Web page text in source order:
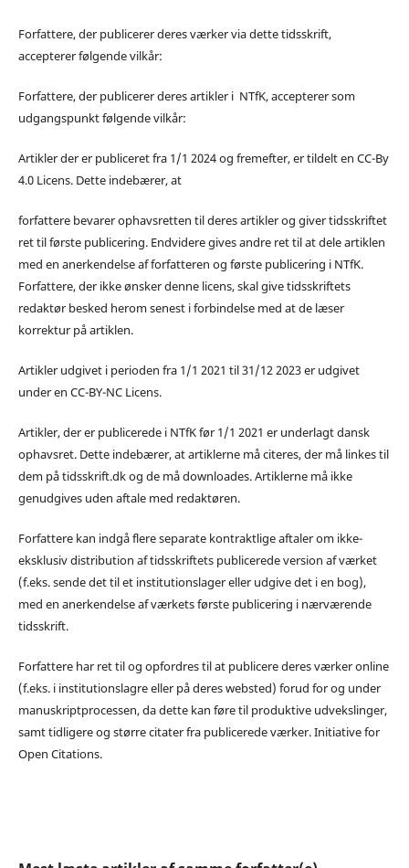
Forfattere, der publicerer deres værker via dette tidsskrift,
accepterer følgende vilkår:
Forfattere, der publicerer deres artikler i NTfK, accepterer som
udgangspunkt følgende vilkår:
Artikler der er publiceret fra 1/1 2024 og fremefter, er tildelt en CC-By
4.0 Licens. Dette indebærer, at
forfattere bevarer ophavsretten til deres artikler og giver tidsskriftet
ret til første publicering. Endvidere gives andre ret til at dele artiklen
med en anerkendelse af forfatteren og første publicering i NTfK.
Forfattere, der ikke ønsker denne licens, skal give tidsskriftets
redaktør besked herom senest i forbindelse med at de læser
korrektur på artiklen.
Artikler udgivet i perioden fra 1/1 2021 til 31/12 2023 er udgivet
under en CC-BY-NC Licens.
Artikler, der er publicerede i NTfK før 1/1 2021 er underlagt dansk
ophavsret. Dette indebærer, at artiklerne må citeres, der må linkes til
dem på tidsskrift.dk og de må downloades. Artiklerne må ikke
genudgives uden aftale med redaktøren.
Forfattere kan indgå flere separate kontraktlige aftaler om ikke-
eksklusiv distribution af tidsskriftets publicerede version af værket
(f.eks. sende det til et institutionslager eller udgive det i en bog),
med en anerkendelse af værkets første publicering i nærværende
tidsskrift.
Forfattere har ret til og opfordres til at publicere deres værker online
(f.eks. i institutionslagre eller på deres websted) forud for og under
manuskriptprocessen, da dette kan føre til produktive udvekslinger,
samt tidligere og større citater fra publicerede værker. Initiative for
Open Citations.